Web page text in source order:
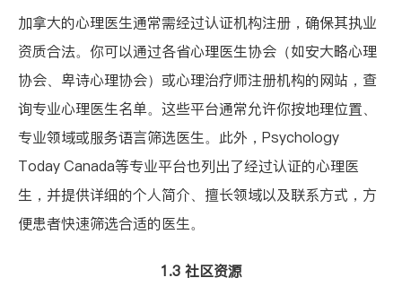
加拿大的心理医生通常需经过认证机构注册，确保其执业
资质合法。你可以通过各省心理医生协会（如安大略心理
协会、 卑诗心理协会）或心理治疗师注册机构的网站，查
询专业心理医生名单。这些平台通常允许你按地理位置、
专业领域或服务语言筛选医生。此外， Psychology
Today Canada等专业平台也列出了经过认证的心理医
生，并提供详细的个人简介、擅长领域以及联系方式，方
便患者快速筛选合适的医生。
1.3 社区资源